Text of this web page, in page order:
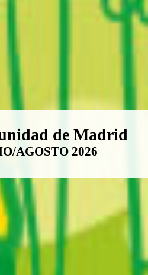
Comunidad de
de Madrid
AGOSTO 2026